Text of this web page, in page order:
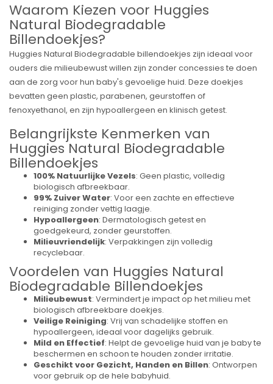
Waarom Kiezen voor Huggies
Natural Biodegradable
Billendoekjes?
Huggies Natural Biodegradable billendoekjes zijn ideaal voor
ouders die milieubewust willen zijn zonder concessies te doen
aan de zorg voor hun baby's gevoelige huid. Deze doekjes
bevatten geen plastic, parabenen, geurstoffen of
fenoxyethanol, en zijn hypoallergeen en klinisch getest.
Belangrijkste Kenmerken van
Huggies Natural Biodegradable
Billendoekjes
100% Natuurlijke Vezels: Geen plastic, volledig
biologisch afbreekbaar.
99% Zuiver Water: Voor een zachte en effectieve
reiniging zonder vettig laagje.
Hypoallergeen: Dermatologisch getest en
goedgekeurd, zonder geurstoffen.
Milieuvriendelijk: Verpakkingen zijn volledig
recyclebaar.
Voordelen van Huggies Natural
Biodegradable Billendoekjes
Milieubewust: Vermindert je impact op het milieu met
biologisch afbreekbare doekjes.
Veilige Reiniging: Vrij van schadelijke stoffen en
hypoallergeen, ideaal voor dagelijks gebruik.
Mild en Effectief: Helpt de gevoelige huid van je baby te
beschermen en schoon te houden zonder irritatie.
Geschikt voor Gezicht, Handen en Billen: Ontworpen
voor gebruik op de hele babyhuid.